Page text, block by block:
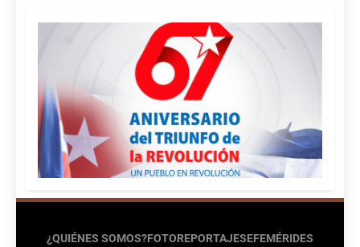
¿QUIÉNES SOMOS?FOTOREPORTAJESEFEMÉRIDES